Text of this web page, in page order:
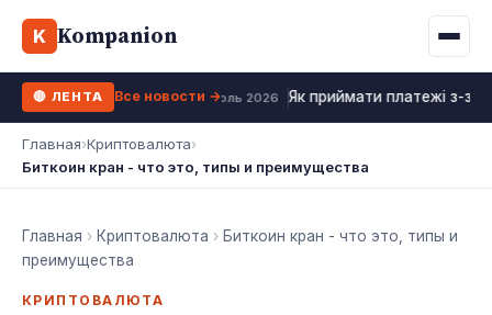
K Kompanion
Калькулятор МФО
Все 10 МФО →
Жизни
WhiteBIT
Kuna
Bybit
OKX
Все 10 бирж →
Ипотека
Депозит
Рефинансирование
ФОП налоги
🔴 ЛЕНТА 18 июль 2026 Як приймати платежі з-
Все новости →
Главная›Криптовалюта›
Биткоин кран - что это, типы и преимущества
Главная › Криптовалюта › Биткоин кран - что это, типы и
преимущества
КРИПТОВАЛЮТА